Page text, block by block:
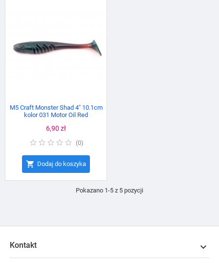
M5 Craft Monster Shad 4" 10.1cm
kolor 031 Motor Oil Red
Cena
6,90 zł
(0)
 Dodaj do koszyka
Pokazano 1-5 z 5 pozycji
Kontakt 